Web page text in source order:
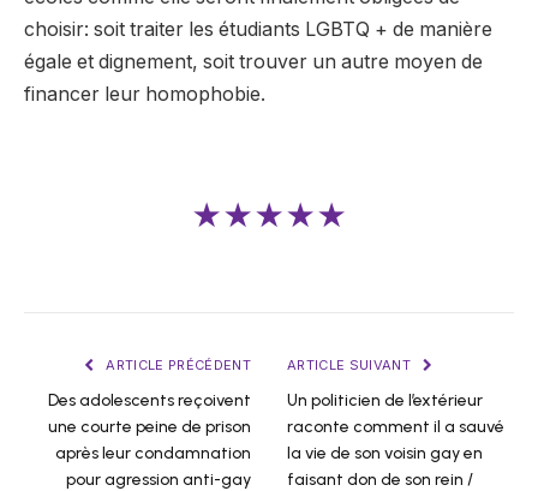
choisir: soit traiter les étudiants LGBTQ + de manière
égale et dignement, soit trouver un autre moyen de
financer leur homophobie.
★★★★★
ARTICLE PRÉCÉDENT
Des adolescents reçoivent
une courte peine de prison
après leur condamnation
pour agression anti-gay
ARTICLE SUIVANT
Un politicien de l’extérieur
raconte comment il a sauvé
la vie de son voisin gay en
faisant don de son rein /